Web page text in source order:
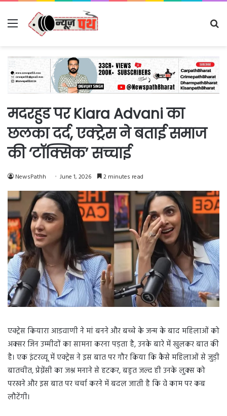
Menu
मदरहुड पर Kiara Advani का
छलका दर्द, एक्ट्रेस ने बताई समाज
की ‘टॉक्सिक’ सच्चाई
NewsPathh June 1, 2026 2 minutes read
एक्ट्रेस कियारा आडवाणी ने मां बनने और बच्चे के जन्म के बाद महिलाओं को
अक्सर जिन उम्मीदों का सामना करना पड़ता है, उनके बारे में खुलकर बात की
है। एक इंटरव्यू में एक्ट्रेस ने इस बात पर गौर किया कि कैसे महिलाओं से जुड़ी
बातचीत, प्रेग्नेंसी का जश्न मनाने से हटकर, बहुत जल्द ही उनके लुक्स को
परखने और इस बात पर चर्चा करने में बदल जाती है कि वे काम पर कब
लौटेंगी।